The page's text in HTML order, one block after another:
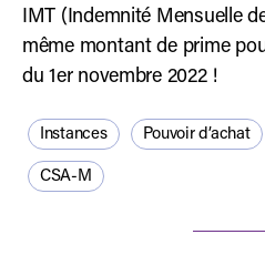
IMT (Indemnité Mensuelle
même montant de prime
du 1er novembre 2022 !
Instances Pouvoir d’achat
CSA-M